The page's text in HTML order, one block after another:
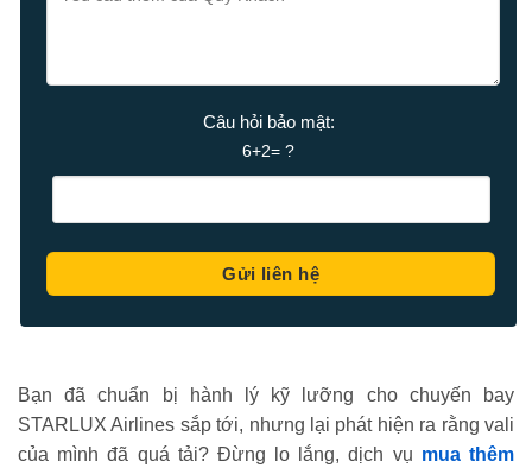
Câu hỏi bảo mật:
6+2= ?
Bạn đã chuẩn bị hành lý kỹ lưỡng cho chuyến bay
STARLUX Airlines sắp tới, nhưng lại phát hiện ra rằng vali
của mình đã quá tải? Đừng lo lắng, dịch vụ mua thêm